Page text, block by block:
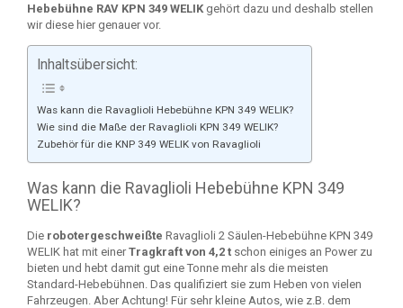
Hebebühne RAV KPN 349 WELIK gehört dazu und deshalb stellen
wir diese hier genauer vor.
Inhaltsübersicht:
Was kann die Ravaglioli Hebebühne KPN 349 WELIK?
Wie sind die Maße der Ravaglioli KPN 349 WELIK?
Zubehör für die KNP 349 WELIK von Ravaglioli
Was kann die Ravaglioli Hebebühne KPN 349
WELIK?
Die robotergeschweißte Ravaglioli 2 Säulen-Hebebühne KPN 349
WELIK hat mit einerTragkraft von 4,2 t schon einiges an Power zu
bieten und hebt damit gut eine Tonne mehr als die meisten
Standard-Hebebühnen. Das qualifiziert sie zum Heben von vielen
Fahrzeugen. Aber Achtung! Für sehr kleine Autos, wie z.B. dem